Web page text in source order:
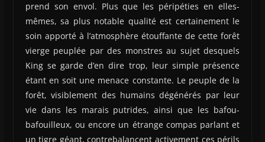
prend son envol. Plus que les péripéties en elles-
mêmes, sa plus notable qualité est certainement le
soin apporté à l’atmosphère étouffante de cette forêt
vierge peuplée par des monstres au sujet desquels
King se garde d’en dire trop, leur simple présence
étant en soit une menace constante. Le peuple de la
forêt, visiblement des humains dégénérés par leur
vie dans les marais putrides, ainsi que les bafou-
bafouilleux, ou encore un étrange compas parlant et
un tigre géant, contrebalancent activement ces périls